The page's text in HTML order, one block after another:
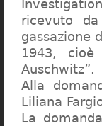
ricevuto
gassazione
1943,
Auschwitz”.
Alla
Liliana
La